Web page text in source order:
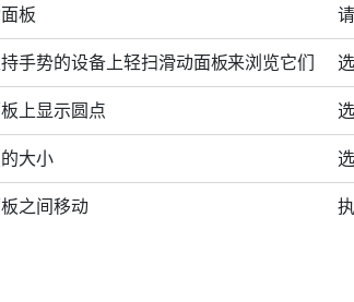
板
手势的设备上轻扫滑动面板来浏览它们
上显示圆点
大小
之间移动